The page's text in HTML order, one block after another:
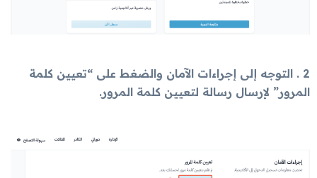
2 . التوجه إلى إجراءات الآمان والضغط على “تعيين كلمة
المرور” لإرسال رسالة لتعيين كلمة المرور.